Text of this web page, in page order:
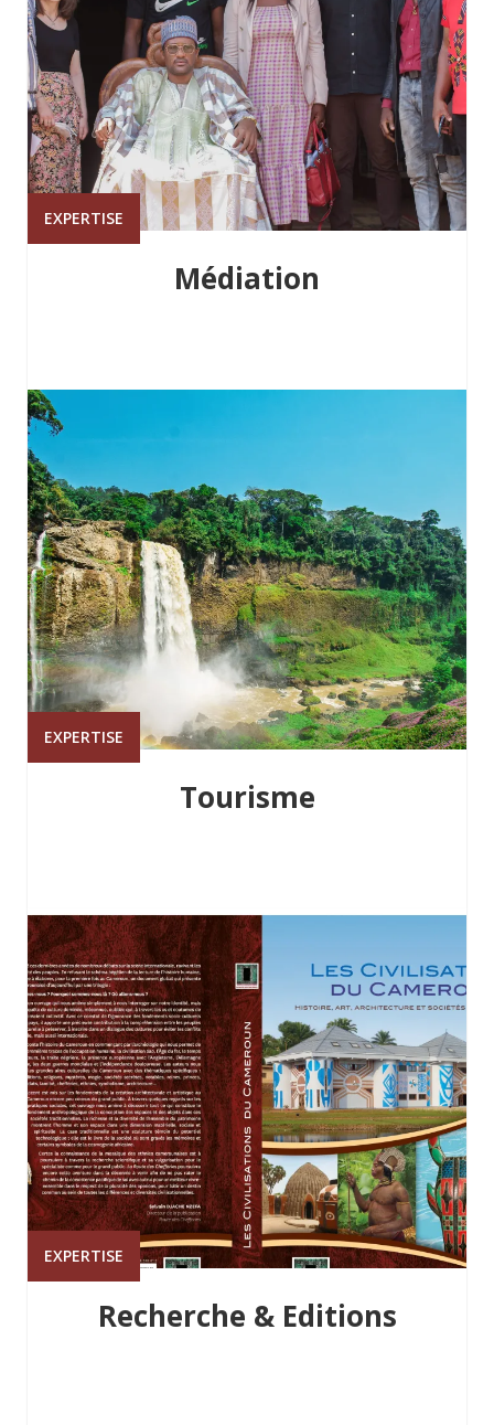
EXPERTISE
Médiation
EXPERTISE
Tourisme
EXPERTISE
Recherche & Editions